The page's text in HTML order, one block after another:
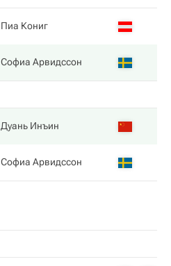
Пиа Кониг
Софиа Арвидссон
Дуань Инъин
Софиа Арвидссон